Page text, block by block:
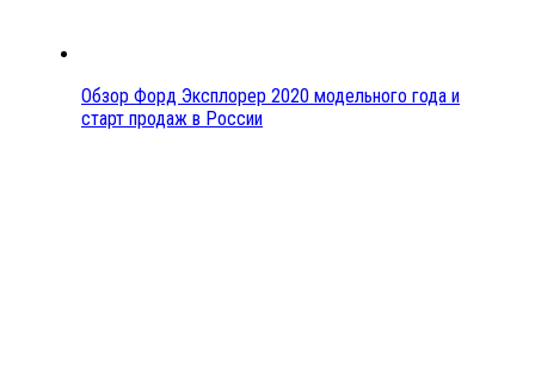
Обзор Форд Эксплорер 2020 модельного года и
старт продаж в России